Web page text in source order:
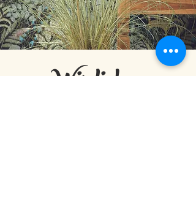
Wir lieben